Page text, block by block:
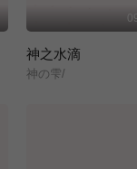
神之水滴
神の雫/